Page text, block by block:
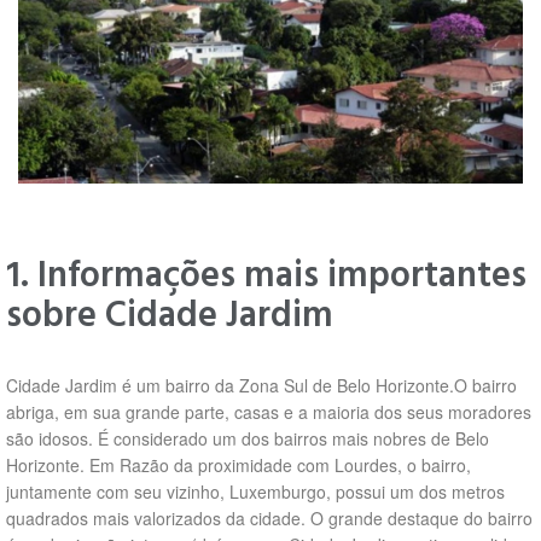
1. Informações mais importantes
sobre Cidade Jardim
Cidade Jardim é um bairro da Zona Sul de Belo Horizonte.O bairro
abriga, em sua grande parte, casas e a maioria dos seus moradores
são idosos. É considerado um dos bairros mais nobres de Belo
Horizonte. Em Razão da proximidade com Lourdes, o bairro,
juntamente com seu vizinho, Luxemburgo, possui um dos metros
quadrados mais valorizados da cidade. O grande destaque do bairro